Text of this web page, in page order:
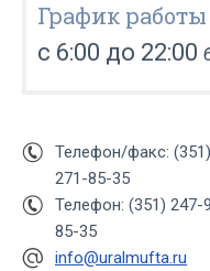
График
с 6:00 до 22:00
Телефон/факс:
271-85-35
Телефон: (351) 247-
85-35
info@uralmufta.ru